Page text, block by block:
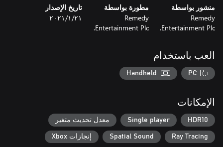
منشور بواسطة
Remedy
Entertainment Plc.
مطورة بواسطة
Remedy
Entertainment Plc.
تاريخ الإصدار
٢١‏/١‏/٢٠٢١
العب باستخدام
PC
Handheld
الإمكانات
HDR10
Single player معدل تحديث متغير
Ray Tracing
Spatial Sound إنجازات Xbox